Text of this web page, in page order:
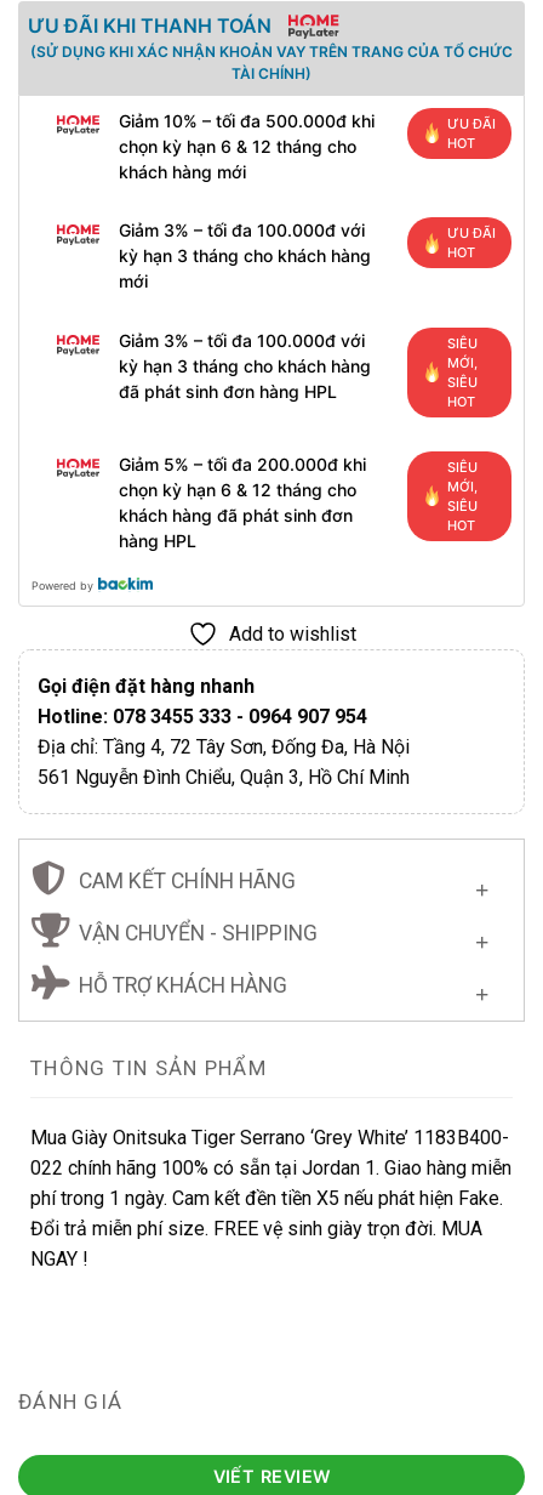
ƯU ĐÃI KHI THANH TOÁN
(SỬ DỤNG KHI XÁC NHẬN KHOẢN VAY TRÊN TRANG CỦA TỔ CHỨC
TÀI CHÍNH)
Giảm 10% – tối đa 500.000đ khi
chọn kỳ hạn 6 & 12 tháng cho
khách hàng mới
ƯU ĐÃI
HOT
Giảm 3% – tối đa 100.000đ với
kỳ hạn 3 tháng cho khách hàng
mới
ƯU ĐÃI
HOT
Giảm 3% – tối đa 100.000đ với
kỳ hạn 3 tháng cho khách hàng
đã phát sinh đơn hàng HPL
SIÊU
MỚI,
SIÊU
HOT
Giảm 5% – tối đa 200.000đ khi
chọn kỳ hạn 6 & 12 tháng cho
khách hàng đã phát sinh đơn
hàng HPL
SIÊU
MỚI,
SIÊU
HOT
Powered by
Add to wishlist
Gọi điện đặt hàng nhanh
Hotline: 078 3455 333 - 0964 907 954
Địa chỉ: Tầng 4, 72 Tây Sơn, Đống Đa, Hà Nội
561 Nguyễn Đình Chiểu, Quận 3, Hồ Chí Minh
CAM KẾT CHÍNH HÃNG
VẬN CHUYỂN - SHIPPING
HỖ TRỢ KHÁCH HÀNG
THÔNG TIN SẢN PHẨM
Mua Giày Onitsuka Tiger Serrano ‘Grey White’ 1183B400-
022 chính hãng 100% có sẵn tại Jordan 1. Giao hàng miễn
phí trong 1 ngày. Cam kết đền tiền X5 nếu phát hiện Fake.
Đổi trả miễn phí size. FREE vệ sinh giày trọn đời. MUA
NGAY !
ĐÁNH GIÁ
VIẾT REVIEW